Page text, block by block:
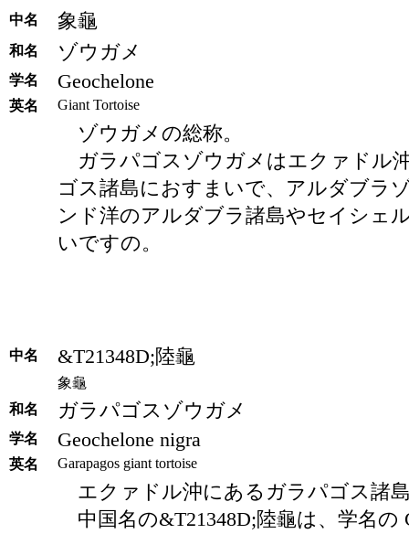
中名 象龜
和名 ゾウガメ
学名 Geochelone
英名 Giant Tortoise
ゾウガメの総称。
ガラパゴスゾウガメはエクァドル
ゴス諸島におすまいで、アルダブラ
ンド洋のアルダブラ諸島やセイシェ
いですの。
中名 &T21348D;陸龜
象龜
和名
ガラパゴスゾウガメ
学名 Geochelone nigra
英名 Garapagos giant tortoise
エクァドル沖にあるガラパゴス諸
中国名の&T21348D;陸龜は、学名の